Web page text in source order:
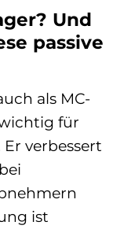
Und
passive
als MC-
für
verbessert
ist